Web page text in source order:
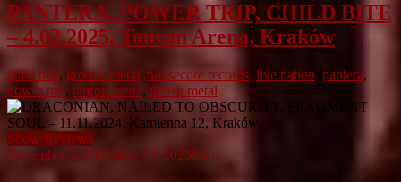
PANTERA, POWER TRIP, CHILD BITE
– 4.02.2025, Tauron Arena, Kraków
child bite, groove metal, housecore records, live nation pantera,
power trip, tauron arena, thrash metal
Show Reviews
December 3, 2024May 13, 2025Miro